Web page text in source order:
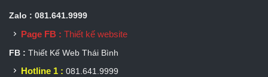
Zalo : 081.641.9999
Page FB : Thiết kế website
FB : Thiết Kế Web Thái Bình
Hotline 1 : 081.641.9999